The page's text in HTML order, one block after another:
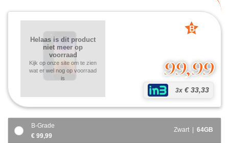
99,99
3x € 33,33
Helaas is dit product
niet meer op
voorraad
Kijk op onze site om te zien
wat er wel nog op voorraad
is
B
B-Grade
€ 99,99
Zwart | 64GB